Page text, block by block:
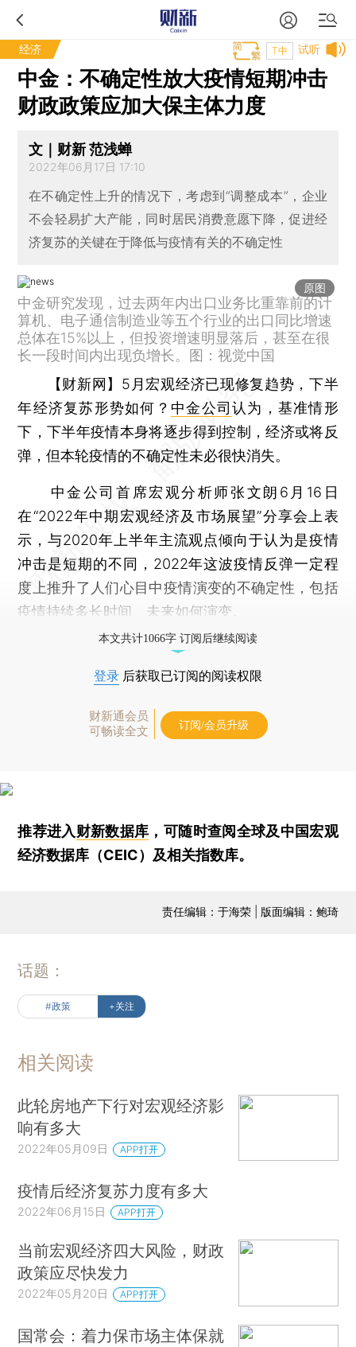
经济 试听
T中
中金：不确定性放大疫情短期冲击
财政政策应加大保主体力度
文｜财新 范浅蝉
2022年06月17日 17:10
在不确定性上升的情况下，考虑到“调整成本”，企业
不会轻易扩大产能，同时居民消费意愿下降，促进经
济复苏的关键在于降低与疫情有关的不确定性
原图
中金研究发现，过去两年内出口业务比重靠前的计
算机、电子通信制造业等五个行业的出口同比增速
总体在15%以上，但投资增速明显落后，甚至在很
长一段时间内出现负增长。图：视觉中国
【财新网】 5月宏观经济已现修复趋势，下半
年经济复苏形势如何？ 中金公司认为，基准情形
下，下半年疫情本身将逐步得到控制，经济或将反
弹，但本轮疫情的不确定性未必很快消失。
中金公司首席宏观分析师张文朗6月16日
在“2022年中期宏观经济及市场展望”分享会上表
示，与2020年上半年主流观点倾向于认为是疫情
冲击是短期的不同，2022年这波疫情反弹一定程
度上推升了人们心目中疫情演变的不确定性，包括
疫情持续多长时间、未来如何演变。
本文共计1066字 订阅后继续阅读
登录 后获取已订阅的阅读权限
财新通会员
可畅读全文
订阅/会员升级
推荐进入财新数据库 ，可随时查阅全球及中国宏观
经济数据库（CEIC）及相关指数库。
责任编辑：于海荣 | 版面编辑：鲍琦
话题：
#政策 +关注
相关阅读
此轮房地产下行对宏观经济影
响有多大
2022年05月09日 APP打开
疫情后经济复苏力度有多大
2022年06月15日 APP打开
当前宏观经济四大风险，财政
政策应尽快发力
2022年05月20日 APP打开
国常会：着力保市场主体保就